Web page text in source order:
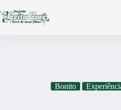
para
o
Bonito